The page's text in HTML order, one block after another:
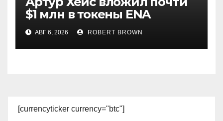
$1 млн в токены ENA
АВГ 6, 2026 ROBERT BROWN
[currencyticker currency="btc"]